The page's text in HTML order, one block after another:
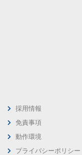
採用情報
免責事項
動作環境
プライバシーポリシー